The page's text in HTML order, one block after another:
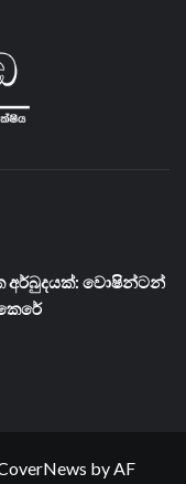
අර්බුදයක්: වොෂින්ටන්
by AF